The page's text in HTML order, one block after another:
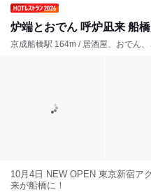
炉端とおでん 呼炉凪来 船
京成船橋駅 164m / 居酒屋、おでん、
10月4日 NEW OPEN 東京新宿
来が船橋に！